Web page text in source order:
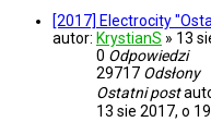
[2017] Electrocity
autor: KrystianS » 13
0 Odpowiedzi
29717 Odsłony
Ostatni post
13 sie 2017, o